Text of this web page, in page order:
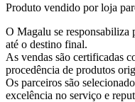
Produto vendido por loja
O Magalu se responsabiliza
até o destino final.
As vendas são certificadas
procedência de produtos
Os parceiros são
excelência no serviço e